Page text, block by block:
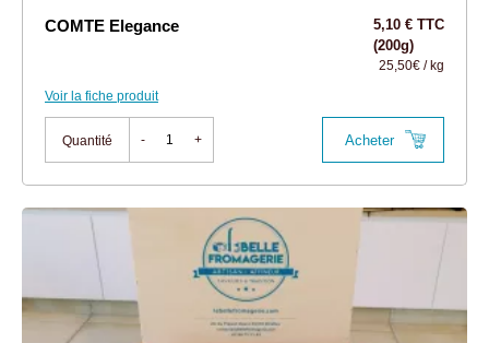
COMTE Elegance
5,10 € TTC
(200g)
25,50€ / kg
Voir la fiche produit
Quantité - + Acheter